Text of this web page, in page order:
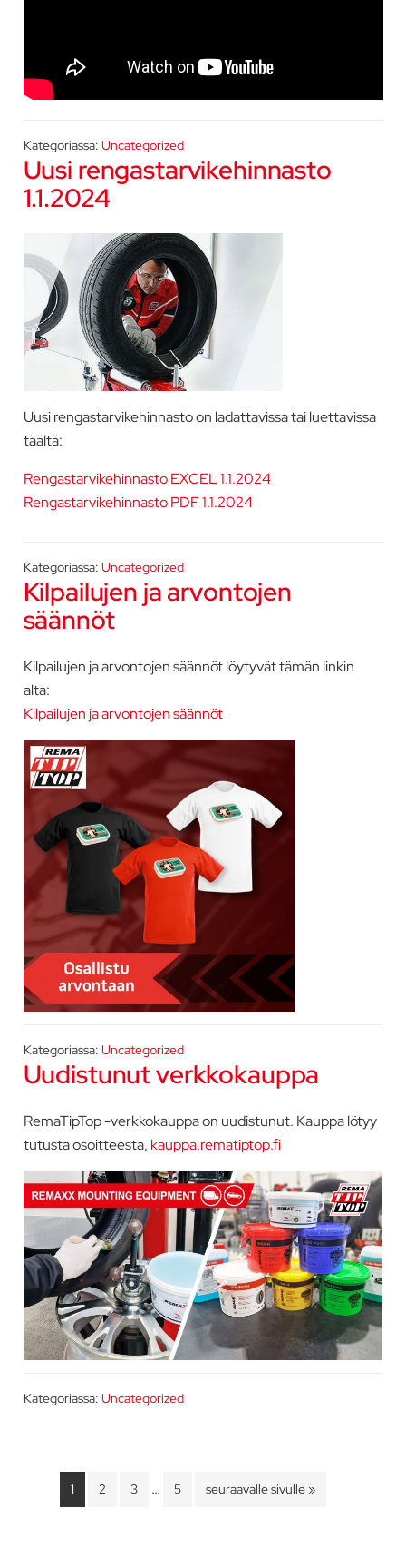
Kategoriassa: Uncategorized
Uusi rengastarvikehinnasto
1.1.2024
Uusi rengastarvikehinnasto on ladattavissa tai luettavissa
täältä:
Rengastarvikehinnasto EXCEL 1.1.2024
Rengastarvikehinnasto PDF 1.1.2024
Kategoriassa: Uncategorized
Kilpailujen ja arvontojen
säännöt
Kilpailujen ja arvontojen säännöt löytyvät tämän linkin
alta:
Kilpailujen ja arvontojen säännöt
Kategoriassa: Uncategorized
Uudistunut verkkokauppa
RemaTipTop -verkkokauppa on uudistunut. Kauppa lötyy
tutusta osoitteesta, kauppa.rematiptop.fi
Kategoriassa: Uncategorized
Sivu
1 Sivu
2 Sivu
3
Välisivut
… Sivu
5 Siirry
seuraavalle sivulle »